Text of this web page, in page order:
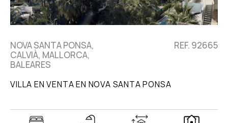
NOVA SANTA PONSA,
CALVIÀ, MALLORCA,
BALEARES
REF. 92665
VILLA EN VENTA EN NOVA SANTA PONSA